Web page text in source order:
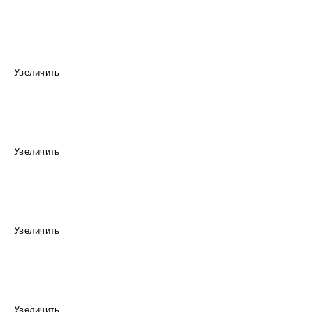
Увеличить
Увеличить
Увеличить